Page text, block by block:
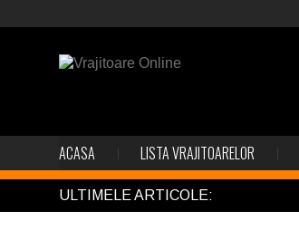
ACASA LISTA VRAJITOARELOR
ULTIMELE ARTICOLE: